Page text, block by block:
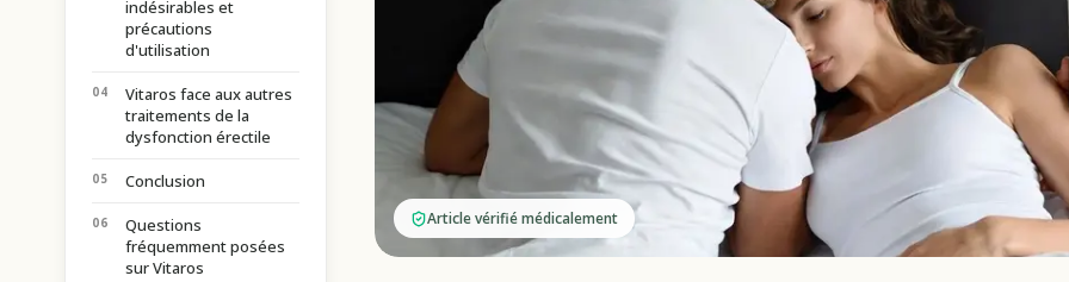
indésirables et
précautions
d'utilisation
Vitaros face aux autres
traitements de la
dysfonction érectile
Conclusion
Questions
fréquemment posées
sur Vitaros
Article vérifié médicalement